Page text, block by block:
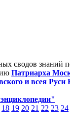
сводов знаний
Патриарха
и всея Руси
18 19 20 21 22 23 24